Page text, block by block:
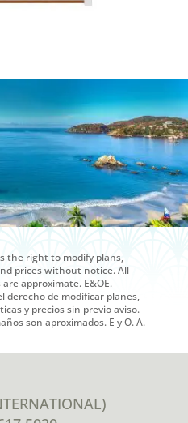
the right to modify plans,
prices without notice. All
approximate. E&OE.
derecho de modificar planes,
y precios sin previo aviso.
son aproximados. E y O. A.